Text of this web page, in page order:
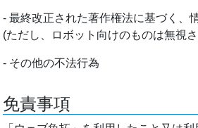
- 最終改正された著作権法に基づく、
(ただし、ロボット向けのものは無視
- その他の不法行為
免責事項